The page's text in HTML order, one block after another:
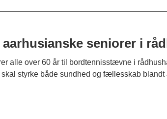
seniorer i
alle over 60 år til bordtennisstævne i
styrke både sundhed og fællesskab